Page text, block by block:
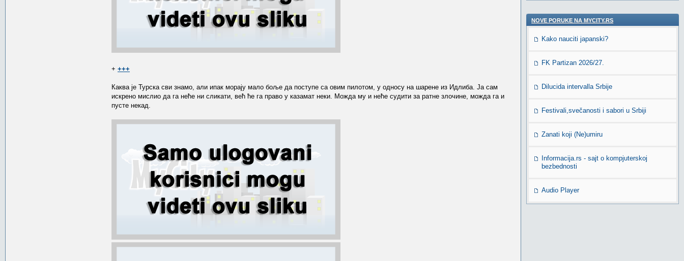
+ +++
Каква је Турска сви знамо, али ипак морају мало боље да поступе са овим пилотом, у односу на шарене из Идлиба. Ја сам
искрено мислио да га неће ни сликати, већ ће га право у казамат неки. Можда му и неће судити за ратне злочине, можда га и
пусте некад.
NOVE PORUKE NA MYCITY.RS
Kako nauciti japanski?
FK Partizan 2026/27.
Dilucida intervalla Srbije
Festivali,svečanosti i sabori u Srbiji
Zanati koji (Ne)umiru
Informacija.rs - sajt o kompjuterskoj
bezbednosti
Audio Player